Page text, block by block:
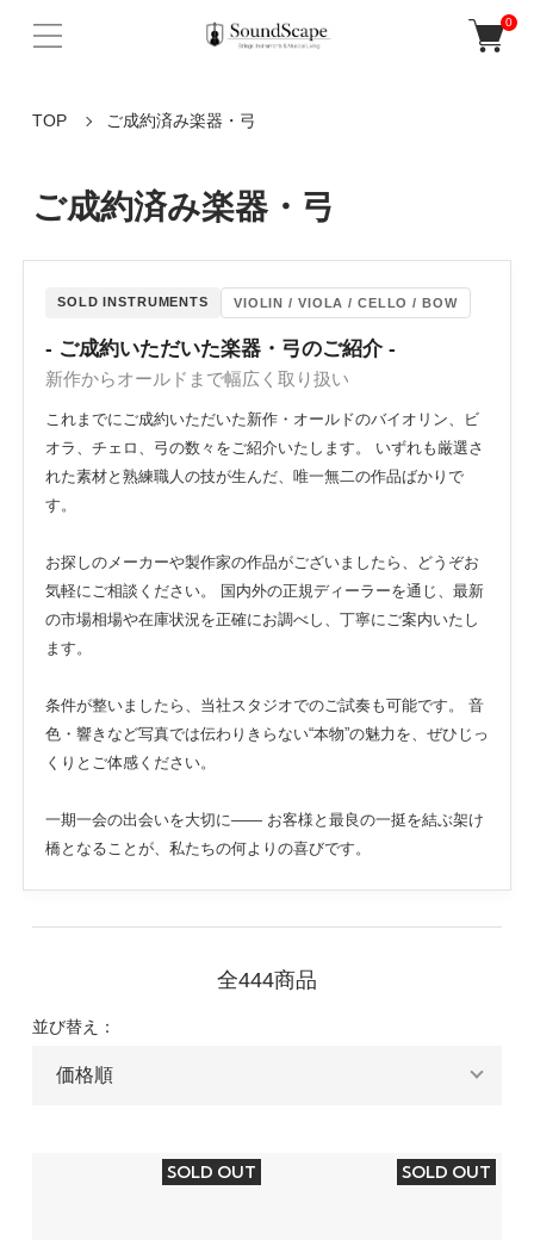
0
TOP ご成約済み楽器・弓
ご成約済み楽器・弓
SOLD INSTRUMENTS VIOLIN / VIOLA / CELLO / BOW
- ご成約いただいた楽器・弓のご紹介 -
新作からオールドまで幅広く取り扱い
これまでにご成約いただいた新作・オールドのバイオリン、ビ
オラ、チェロ、弓の数々をご紹介いたします。 いずれも厳選さ
れた素材と熟練職人の技が生んだ、唯一無二の作品ばかりで
す。
お探しのメーカーや製作家の作品がございましたら、どうぞお
気軽にご相談ください。 国内外の正規ディーラーを通じ、最新
の市場相場や在庫状況を正確にお調べし、丁寧にご案内いたし
ます。
条件が整いましたら、当社スタジオでのご試奏も可能です。 音
色・響きなど写真では伝わりきらない“本物”の魅力を、ぜひじっ
くりとご体感ください。
一期一会の出会いを大切に—— お客様と最良の一挺を結ぶ架け
橋となることが、私たちの何よりの喜びです。
全444商品
並び替え：
SOLD OUT SOLD OUT